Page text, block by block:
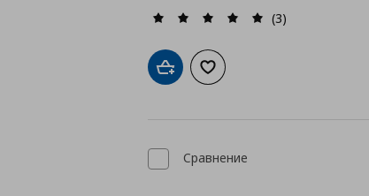
(3)
Добави в кошницата
Добави към списъка с
Сравнение